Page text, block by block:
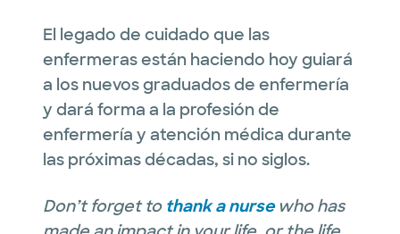
El legado de cuidado que las
enfermeras están haciendo hoy guiará
a los nuevos graduados de enfermería
y dará forma a la profesión de
enfermería y atención médica durante
las próximas décadas, si no siglos.
Don’t forget to thank a nursewho has